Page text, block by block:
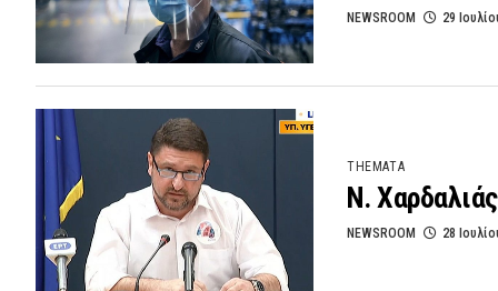
NEWSROOM 29
THEMATA
Ν.
NEWSROOM 28